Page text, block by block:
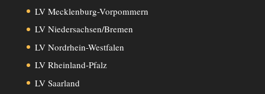
LV Mecklenburg-Vorpommern
LV Niedersachsen/Bremen
LV Nordrhein-Westfalen
LV Rheinland-Pfalz
LV Saarland